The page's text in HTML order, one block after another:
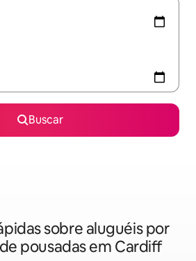
Buscar
sobre aluguéis por
pousadas em Cardiff